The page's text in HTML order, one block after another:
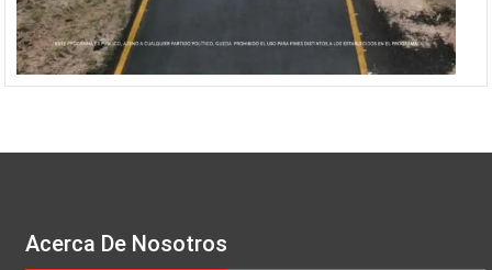
Acerca De Nosotros